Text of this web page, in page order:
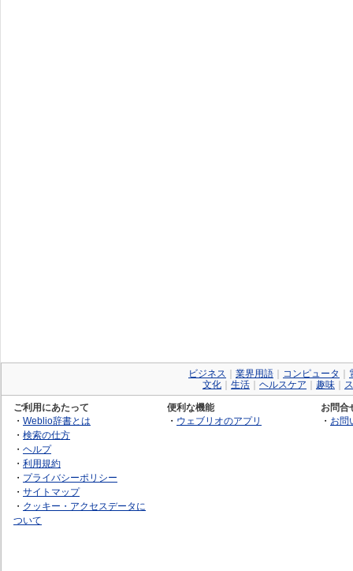
ビジネス 業界用語 コンピュータ
文化
生活 ヘルスケア 趣味
ご利用にあたって
・ Weblio辞書とは
・ 検索の仕方
・ ヘルプ
・ 利用規約
・ プライバシーポリシー
・ サイトマップ
・ クッキー・アクセスデータに
ついて
便利な機能
・ ウェブリオのアプリ
お問合
・ お問